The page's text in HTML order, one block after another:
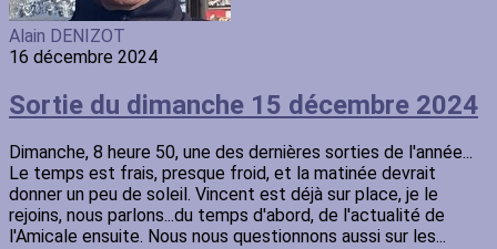
Alain DENIZOT
16 décembre 2024
Sortie du dimanche 15 décembre 2024
Dimanche, 8 heure 50, une des dernières sorties de l'année...
Le temps est frais, presque froid, et la matinée devrait
donner un peu de soleil. Vincent est déjà sur place, je le
rejoins, nous parlons...du temps d'abord, de l'actualité de
l'Amicale ensuite. Nous nous questionnons aussi sur les...